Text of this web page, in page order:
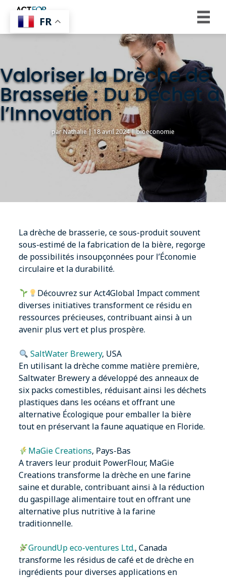
Valoriser la Drèche de
Brasserie : Du Déchet à
l’Innovation
par Nathalie | 18 avril 2024 | bioeconomie
La drèche de brasserie, ce sous-produit souvent
sous-estimé de la fabrication de la bière, regorge
de possibilités insoupçonnées pour l’Économie
circulaire et la durabilité.
Découvrez surAct4Global Impactcomment
diverses initiatives transforment ce résidu en
ressources précieuses, contribuant ainsi à un
avenir plus vert et plus prospère.
SaltWater Brewery, USA
En utilisant la drèche comme matière première,
Saltwater Brewery a développé des anneaux de
six packs comestibles, réduisant ainsi les déchets
plastiques dans les océans et offrant une
alternative Écologique pour emballer la bière
tout en préservant la faune aquatique en Floride.
MaGie Creations, Pays-Bas
A travers leur produit PowerFlour, MaGie
Creations transforme la drèche en une farine
saine et durable, contribuant ainsi à la réduction
du gaspillage alimentaire tout en offrant une
alternative plus nutritive à la farine
traditionnelle.
GroundUp eco-ventures Ltd., Canada
transforme les résidus de café et de drèche en
ingrédients pour diverses applications en
FR